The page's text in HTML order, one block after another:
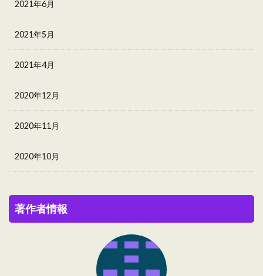
2021年6月
2021年5月
2021年4月
2020年12月
2020年11月
2020年10月
著作者情報